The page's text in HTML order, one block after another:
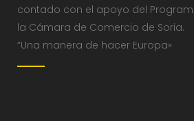
contado con el apoyo del
la Cámara de Comercio de Soria.
“Una manera de hacer Europa»